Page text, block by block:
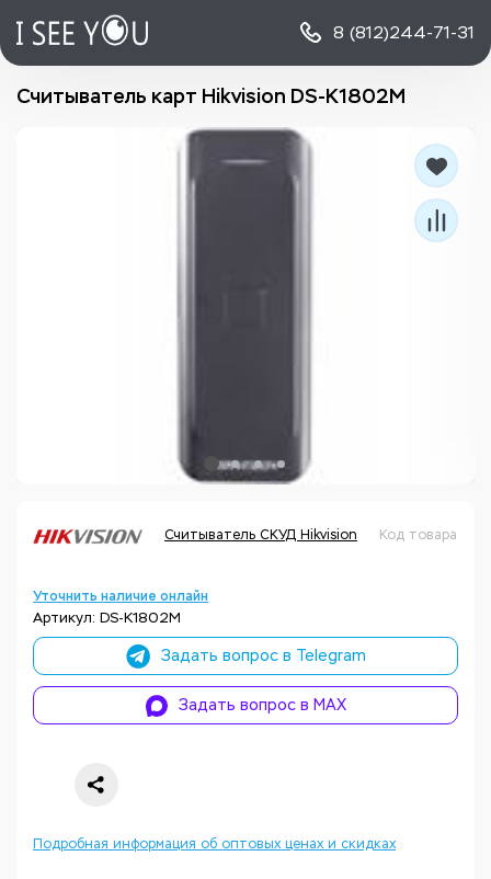
8 (812)244-71-31
Считыватель карт Hikvision DS-K1802M
Считыватель СКУД Hikvision Код товара:
Уточнить наличие онлайн
Артикул: DS-K1802M
Задать вопрос в Telegram
Задать вопрос в MAX
Подробная информация об оптовых ценах и скидках